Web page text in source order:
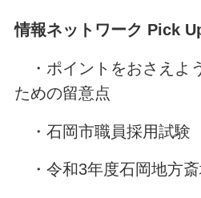
情報ネットワーク Pick
・ ポイントをおさえ
ための留意点
・石岡市職員採用試験
・令和3年度石岡地方